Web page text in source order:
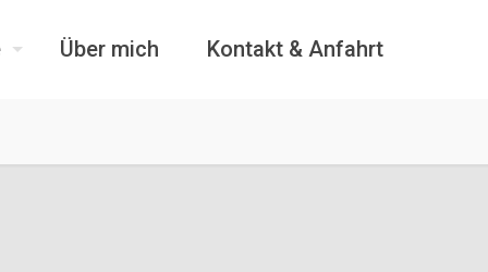
Über mich Kontakt & Anfahrt